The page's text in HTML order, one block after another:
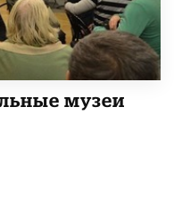
музеи